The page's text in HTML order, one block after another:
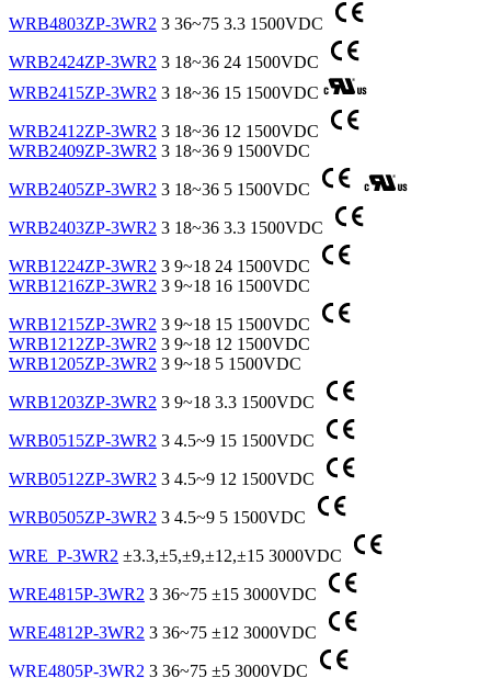
WRB4803ZP-3WR2 3 36~75 3.3 1500VDC
WRB2424ZP-3WR2 3 18~36 24 1500VDC
WRB2415ZP-3WR2 3 18~36 15 1500VDC
WRB2412ZP-3WR2 3 18~36 12 1500VDC
WRB2409ZP-3WR2 3 18~36 9 1500VDC
WRB2405ZP-3WR2 3 18~36 5 1500VDC
WRB2403ZP-3WR2 3 18~36 3.3 1500VDC
WRB1224ZP-3WR2 3 9~18 24 1500VDC
WRB1216ZP-3WR2 3 9~18 16 1500VDC
WRB1215ZP-3WR2 3 9~18 15 1500VDC
WRB1212ZP-3WR2 3 9~18 12 1500VDC
WRB1205ZP-3WR2 3 9~18 5 1500VDC
WRB1203ZP-3WR2 3 9~18 3.3 1500VDC
WRB0515ZP-3WR2 3 4.5~9 15 1500VDC
WRB0512ZP-3WR2 3 4.5~9 12 1500VDC
WRB0505ZP-3WR2 3 4.5~9 5 1500VDC
WRE_P-3WR2 ±3.3,±5,±9,±12,±15 3000VDC
WRE4815P-3WR2 3 36~75 ±15 3000VDC
WRE4812P-3WR2 3 36~75 ±12 3000VDC
WRE4805P-3WR2 3 36~75 ±5 3000VDC